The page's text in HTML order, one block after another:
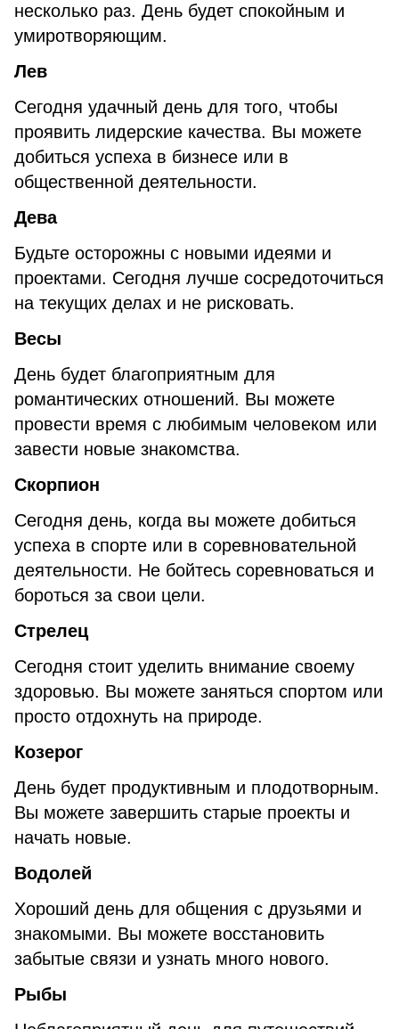
несколько раз. День будет спокойным и
умиротворяющим.
Лев
Сегодня удачный день для того, чтобы
проявить лидерские качества. Вы можете
добиться успеха в бизнесе или в
общественной деятельности.
Дева
Будьте осторожны с новыми идеями и
проектами. Сегодня лучше сосредоточиться
на текущих делах и не рисковать.
Весы
День будет благоприятным для
романтических отношений. Вы можете
провести время с любимым человеком или
завести новые знакомства.
Скорпион
Сегодня день, когда вы можете добиться
успеха в спорте или в соревновательной
деятельности. Не бойтесь соревноваться и
бороться за свои цели.
Стрелец
Сегодня стоит уделить внимание своему
здоровью. Вы можете заняться спортом или
просто отдохнуть на природе.
Козерог
День будет продуктивным и плодотворным.
Вы можете завершить старые проекты и
начать новые.
Водолей
Хороший день для общения с друзьями и
знакомыми. Вы можете восстановить
забытые связи и узнать много нового.
Рыбы